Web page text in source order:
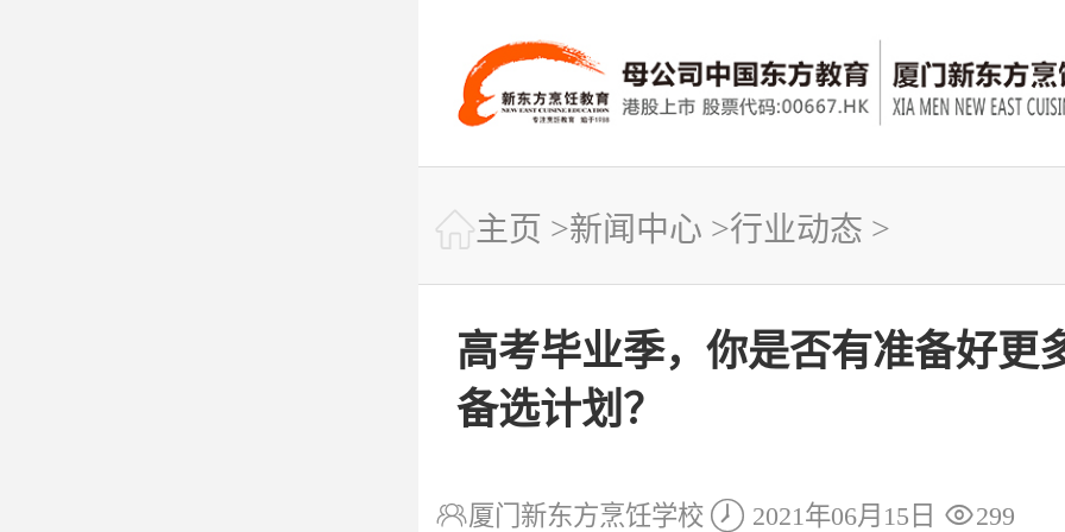
主页 >新闻中心 >行业动态 >
高考毕业季，你是否有准备好更
备选计划？
厦门新东方烹饪学校  2021年06月15日 299